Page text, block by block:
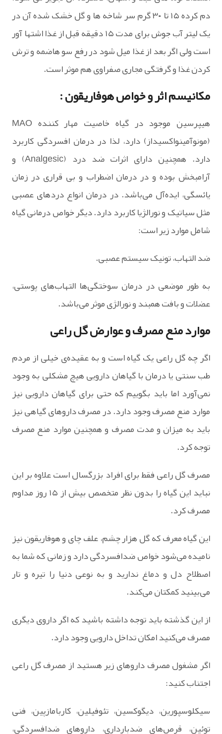
دم کرده ۱۵ تا ۳۰ گرم سر شاخه ها و گل خشک شده آن در
یک لیتر آب جوش برای مدت ۱۵ دقیقه قبل از غذا اشتها آور
است ولی اگر بعد از غذا میل شود در رفع سو هاضمه و ترش
کردن غذا و گرفتگی مجاری صفراوی هم موثر است.
مکانیسم اثر و خواص هوفاریقون :
هیپرسین موجود در گیاه خاصیت مهار کننده MAO
(مونوآمینواکسیداز) دارد، لذا در درمان افسردگی کاربرد
دارد. همچنین دارای اثرات ضد درد (Analgesic) و
آرامبخش بوده و در درمان اضطراب و بی قراری در زمان
یائسگی، ایده‌آل می‌باشد. در درمان انواع دردهای عصبی
مثل سیاتیک و نورالژیا کاربرد دارد. دیگر خواص درمانی گیاه
شامل موارد زیر است:
ضد التهاب، تونیک سیستم عصبی.
به طور موضعی در درمان سوختگی‌ها التهاب‌های پوستی،
عضلات و بافت همبند و نورالژی موثر می‌باشد.
موارد منع مصرف و عوارض گل راعی
اگر چه گل راعی یک گیاه است و به عقیده‌ی خیلی از مردم
طب سنتی یا درمان با گیاهان دارویی هیچ مشکلی به وجود
نمی‌آورد اما باید بگوییم که حتی برای گیاهان دارویی نیز
موارد منع مصرف وجود دارد. در مصرف داروهای گیاهی نیز
باید به میزان و مدت مصرف و همچنین موارد منع مصرف
توجه کرد.
مصرف گل راعی فقط برای افراد بزرگسال است علاوه بر این
نباید این گیاه را بدون نظر متخصص بیش از ۱۵ روز مداوم
مصرف کرد.
این گیاه معرف که گل هزار چشم، علف چای و هوفاریقون نیز
نامیده می‌شود خواص ضدافسردگی دارد و زمانی که شما به
اصطلاح دل و دماغ ندارید و به نوعی دنیا را تیره و تار
می‌بینید کمکتان می‌کند.
از این گذشته باید توجه داشته باشید که اگر داروی دیگری
مصرف می‌کنید امکان تداخل دارویی وجود دارد.
اگر مشغول مصرف داروهای زیر هستید از مصرف گل راعی
اجتناب کنید:
سیکلوسپورین، دیگوکسین، تئوفیلین، کاربامازپین، فنی
توئین، قرص‌های ضدبارداری، داروهای ضدافسردگی،